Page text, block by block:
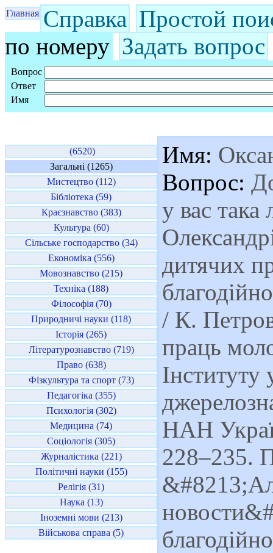
Главная Справка Простой
по номеру Задать вопрос
Вопрос
Ответ
Имя
(6520)
Загальні (1265)
Мистецтво (112)
Бібліотека (59)
Краєзнавство (383)
Культура (60)
Сільське господарство (34)
Економіка (556)
Мовознавство (215)
Техніка (188)
Філософія (70)
Природничі науки (118)
Історія (265)
Літературознавство (719)
Право (638)
Фізкультура та спорт (73)
Педагогіка (355)
Психологія (302)
Медицина (74)
Соціологія (305)
Журналістика (221)
Політичні науки (155)
Релігія (31)
Наука (13)
Іноземні мови (213)
Військова справа (5)
Имя:
Вопрос:
у вас така
дитячих
/ К.
праць
Інституту
НАН
228–235.